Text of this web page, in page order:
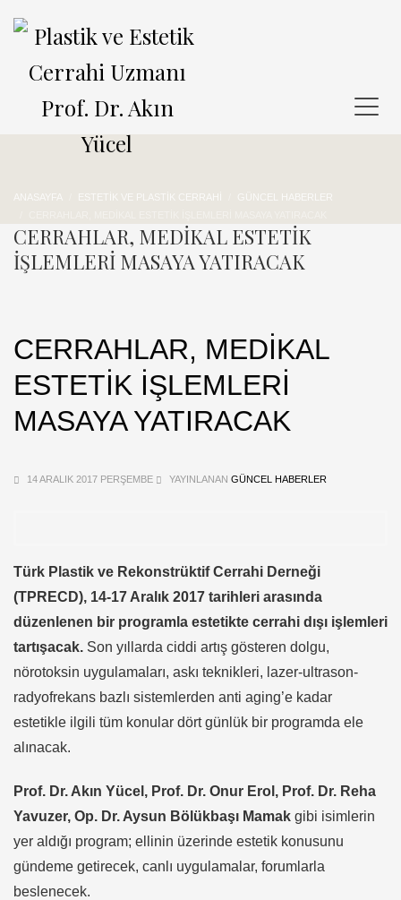
ANASAYFA ESTETIK VE PLASTIK CERRAHI
GÜNCEL HABERLER
CERRAHLAR, MEDİKAL ESTETİK
İŞLEMLERİ MASAYA YATIRACAK
CERRAHLAR, MEDİKAL
ESTETİK İŞLEMLERİ
MASAYA YATIRACAK
14 ARALIK 2017 PERŞEMBE YAYINLANAN GÜNCEL HABERLER
Türk Plastik ve Rekonstrüktif Cerrahi Derneği
(TPRECD), 14-17 Aralık 2017 tarihleri arasında
düzenlenen bir programla estetikte cerrahi dışı işlemleri
tartışacak. Son yıllarda ciddi artış gösteren dolgu,
nörotoksin uygulamaları, askı teknikleri, lazer-ultrason-
radyofrekans bazlı sistemlerden anti aging’e kadar
estetikle ilgili tüm konular dört günlük bir programda ele
alınacak.
Prof. Dr. Akın Yücel, Prof. Dr. Onur Erol, Prof. Dr. Reha
Yavuzer, Op. Dr. Aysun Bölükbaşı Mamak gibi isimlerin
yer aldığı program; ellinin üzerinde estetik konusunu
gündeme getirecek, canlı uygulamalar, forumlarla
beslenecek.